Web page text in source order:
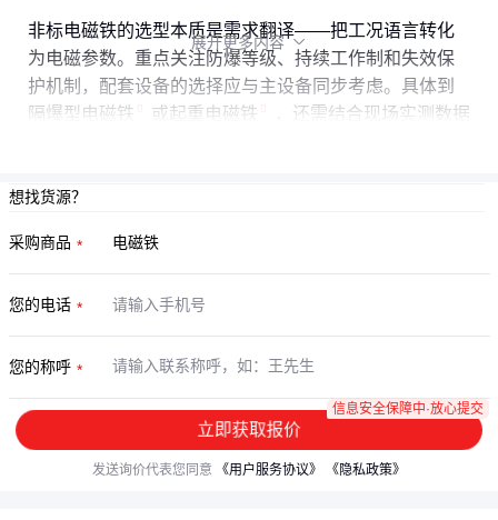
非标电磁铁的选型本质是需求翻译——把工况语言转化
为电磁参数。重点关注防爆等级、持续工作制和失效保
护机制，配套设备的选择应与主设备同步考虑。具体到
隔爆型电磁铁
或起重电磁铁
，还需结合现场实测数据
展开更多内容 
想找货源？
采购商品
您的电话
您的称呼
立即获取报价
信息安全保障中·放心提交
发送询价代表您同意 《用户服务协议》 《隐私政策》